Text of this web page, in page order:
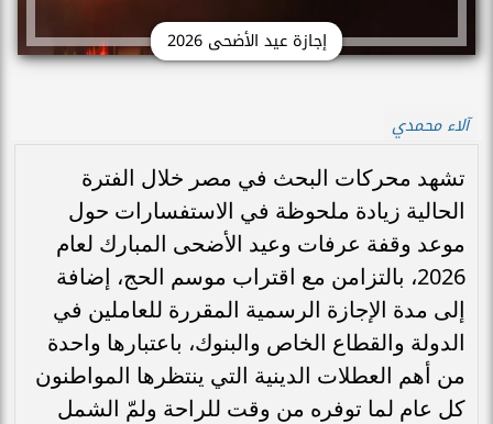
إجازة عيد الأضحى 2026
آلاء محمدي
تشهد محركات البحث في مصر خلال الفترة
الحالية زيادة ملحوظة في الاستفسارات حول
موعد وقفة عرفات وعيد الأضحى المبارك لعام
2026، بالتزامن مع اقتراب موسم الحج، إضافة
إلى مدة الإجازة الرسمية المقررة للعاملين في
الدولة والقطاع الخاص والبنوك، باعتبارها واحدة
من أهم العطلات الدينية التي ينتظرها المواطنون
كل عام لما توفره من وقت للراحة ولمّ الشمل